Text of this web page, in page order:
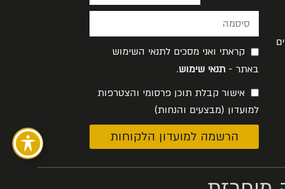
קראתי ואני מסכים לתנאי השימוש
באתר - תנאי שימוש.
אישור קבלת תוכן פרסומי והצטרפות
למועדון (מבצעים והנחות)
הרשמה למועדון הלקוחות